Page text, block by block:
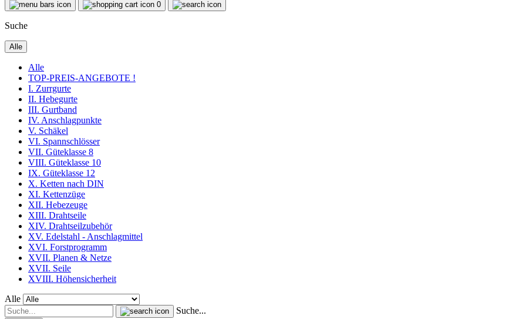
0
Suche
Alle
Alle
TOP-PREIS-ANGEBOTE !
I. Zurrgurte
II. Hebegurte
III. Gurtband
IV. Anschlagpunkte
V. Schäkel
VI. Spannschlösser
VII. Güteklasse 8
VIII. Güteklasse 10
IX. Güteklasse 12
X. Ketten nach DIN
XI. Kettenzüge
XII. Hebezeuge
XIII. Drahtseile
XIV. Drahtseilzubehör
XV. Edelstahl - Anschlagmittel
XVI. Forstprogramm
XVII. Planen & Netze
XVII. Seile
XVIII. Höhensicherheit
Alle
Suche...